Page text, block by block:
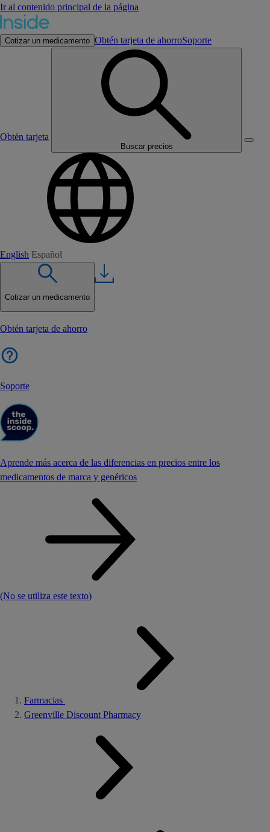
Ir al contenido principal de la página
Cotizar un medicamento Obtén tarjeta de ahorroSoporte
Obtén tarjeta
Buscar precios
English Español
Cotizar un medicamento
Obtén tarjeta de ahorro
Soporte
Aprende más acerca de las diferencias en precios entre los
medicamentos de marca y genéricos
(No se utiliza este texto)
Farmacias
Greenville Discount Pharmacy